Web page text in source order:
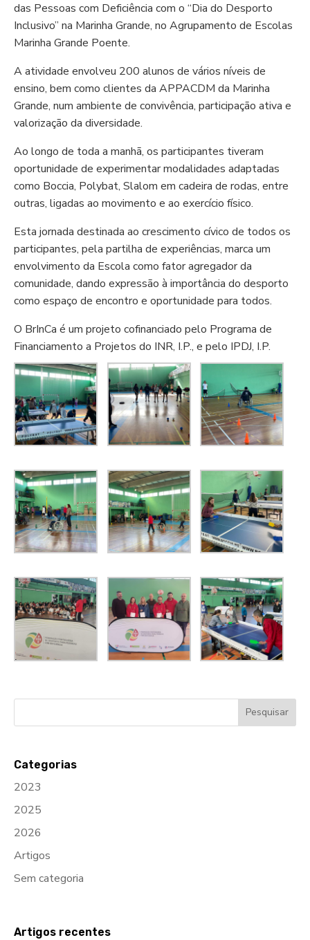
das Pessoas com Deficiência com o “Dia do Desporto
Inclusivo” na Marinha Grande, no Agrupamento de Escolas
Marinha Grande Poente.
A atividade envolveu 200 alunos de vários níveis de
ensino, bem como clientes da APPACDM da Marinha
Grande, num ambiente de convivência, participação ativa e
valorização da diversidade.
Ao longo de toda a manhã, os participantes tiveram
oportunidade de experimentar modalidades adaptadas
como Boccia, Polybat, Slalom em cadeira de rodas, entre
outras, ligadas ao movimento e ao exercício físico.
Esta jornada destinada ao crescimento cívico de todos os
participantes, pela partilha de experiências, marca um
envolvimento da Escola como fator agregador da
comunidade, dando expressão à importância do desporto
como espaço de encontro e oportunidade para todos.
O BrInCa é um projeto cofinanciado pelo Programa de
Financiamento a Projetos do INR, I.P., e pelo IPDJ, I.P.
Categorias
2023
2025
2026
Artigos
Sem categoria
Artigos recentes